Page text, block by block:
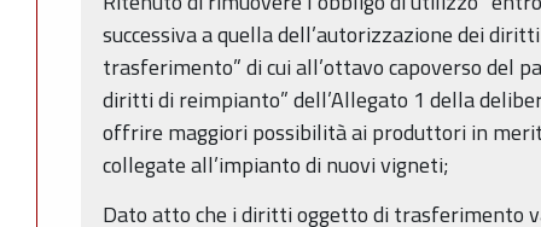
successiva a quella dell’autorizzazione dei
trasferimento” di cui all’ottavo capoverso del
diritti di reimpianto” dell’Allegato 1 della
offrire maggiori possibilità ai produttori in
collegate all’impianto di nuovi vigneti;
Dato atto che i diritti oggetto di trasferimento